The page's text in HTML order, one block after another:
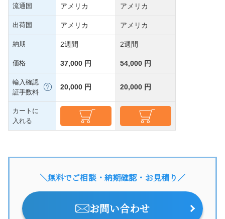
流通国 アメリカ アメリカ
出荷国 アメリカ アメリカ
納期 2週間 2週間
価格 37,000 円 54,000 円
輸入確認
証手数料
20,000 円 20,000 円
カートに
入れる
＼無料でご相談・納期確認・お見積り／
お問い合わせ